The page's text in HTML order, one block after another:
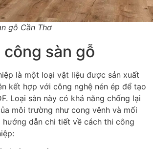
gỗ Cần Thơ
sàn gỗ
là một loại vật liệu được sản xuất
kết hợp với công nghệ nén ép để tạo
Loại sàn này có khả năng chống lại
môi trường như cong vênh và mối
hướng dẫn chi tiết về cách thi công